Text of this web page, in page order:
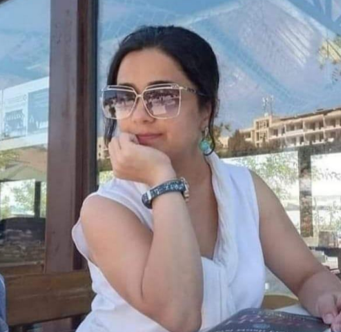
Sabah bəzi yerlərdə yağış yağacaq
Xocalı, Ağdərə və Cəbrayılın
kəndlərinə köç karvanı yola